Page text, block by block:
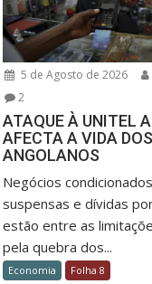
5 de Agosto de 2026
2
ATAQUE À UNITEL
AFECTA A VIDA DOS
ANGOLANOS
Negócios
suspensas e dívidas
estão entre as
pela quebra dos...
Economia Folha 8